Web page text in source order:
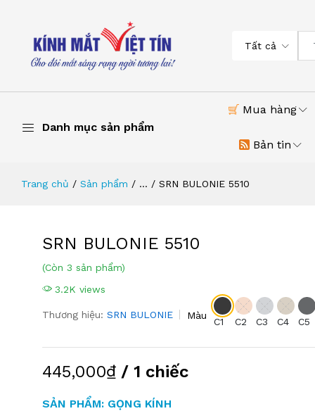
Tất cả
Danh mục sản phẩm
Mua hàng
Bản tin
Trang chủ Sản phẩm ... SRN BULONIE 5510
SRN BULONIE 5510
(Còn 3 sản phẩm)
3.2K views
Thương hiệu: SRN BULONIE Màu
C1 C2 C3 C4 C5
445,000₫ / 1 chiếc
SẢN PHẨM: GỌNG KÍNH